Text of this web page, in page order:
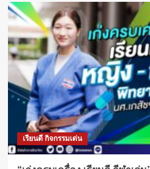
เรียนดี กิจกรรมเด่น